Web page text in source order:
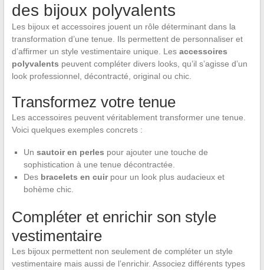
des bijoux polyvalents
Les bijoux et accessoires jouent un rôle déterminant dans la
transformation d’une tenue. Ils permettent de personnaliser et
d’affirmer un style vestimentaire unique. Les accessoires
polyvalents peuvent compléter divers looks, qu’il s’agisse d’un
look professionnel, décontracté, original ou chic.
Transformez votre tenue
Les accessoires peuvent véritablement transformer une tenue.
Voici quelques exemples concrets :
Un sautoir en perles pour ajouter une touche de
sophistication à une tenue décontractée.
Des bracelets en cuirpour un look plus audacieux et
bohème chic.
Compléter et enrichir son style
vestimentaire
Les bijoux permettent non seulement de compléter un style
vestimentaire mais aussi de l’enrichir. Associez différents types